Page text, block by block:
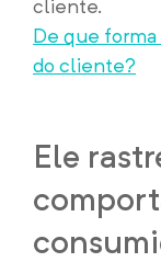
cliente.
De que
do cliente?
Ele